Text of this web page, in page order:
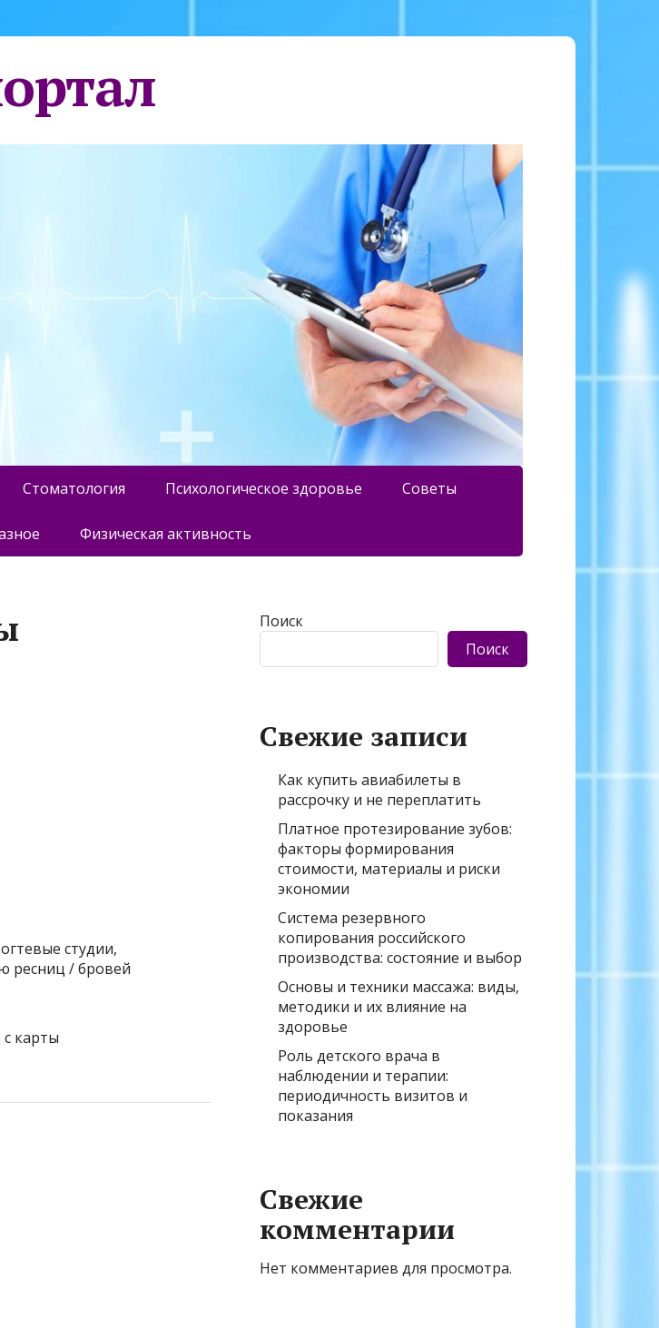
Стоматология Психологическое здоровье Советы
Физическая активность
студии,
ресниц / бровей
карты
Поиск
Поиск
Свежие записи
Как купить авиабилеты в
рассрочку и не переплатить
Платное протезирование зубов:
факторы формирования
стоимости, материалы и риски
экономии
Система резервного
копирования российского
производства: состояние и выбор
Основы и техники массажа: виды,
методики и их влияние на
здоровье
Роль детского врача в
наблюдении и терапии:
периодичность визитов и
показания
Свежие
комментарии
Нет комментариев для просмотра.